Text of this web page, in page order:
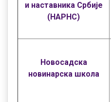
и наставника Србије
(НАРНС)
Новосадска
новинарска школа